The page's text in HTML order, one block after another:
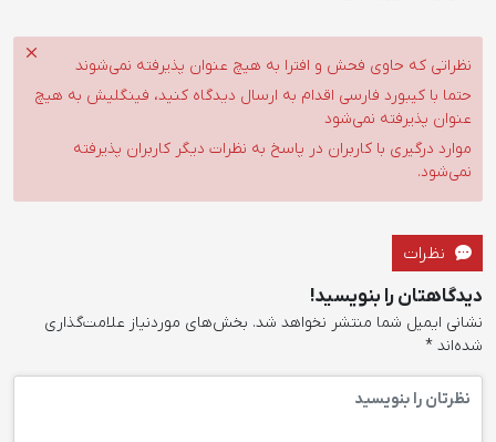
نظراتی که حاوی فحش و افترا به هیچ عنوان پذیرفته نمی‌شوند
حتما با کیبورد فارسی اقدام به ارسال دیدگاه کنید، فینگلیش به هیچ
عنوان پذیرفته نمی‌شود
موارد درگیری با کاربران در پاسخ به نظرات دیگر کاربران پذیرفته
نمی‌شود.
نظرات
دیدگاهتان را بنویسید!
نشانی ایمیل شما منتشر نخواهد شد. بخش‌های موردنیاز علامت‌گذاری
شده‌اند *